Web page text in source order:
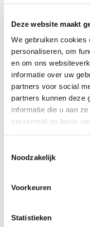
Deze website maakt
We gebruiken cookies
personaliseren, om
en om ons
informatie over uw
partners voor social
partners kunnen deze
informatie die u aan
verzameld op basis
Noodzakelijk
Voorkeuren
Statistieken
Slot Zuylen:
Het
Zuylen. Hoewel het
volgende generatie
7 min